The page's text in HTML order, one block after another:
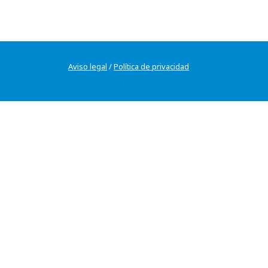
Aviso legal /Política de privacidad